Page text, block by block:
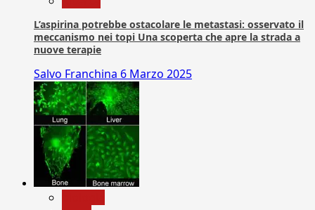
L’aspirina potrebbe ostacolare le metastasi: osservato il
meccanismo nei topi Una scoperta che apre la strada a
nuove terapie
Salvo Franchina 6 Marzo 2025